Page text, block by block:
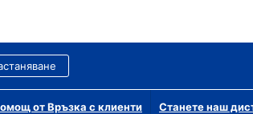
от Връзка с клиенти Станете наш